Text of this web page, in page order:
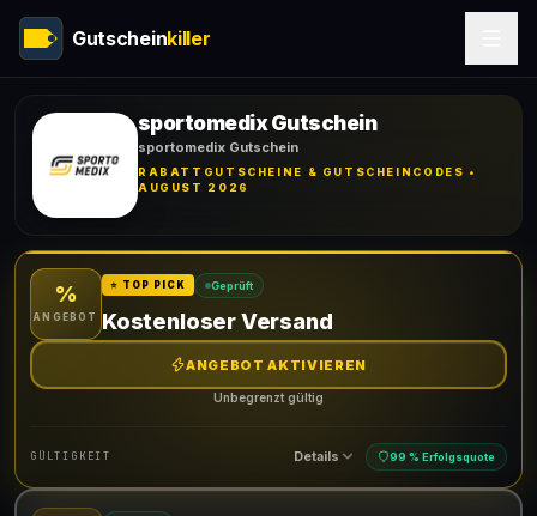
Gutscheinkiller
sportomedix Gutschein
sportomedix Gutschein
RABATTGUTSCHEINE & GUTSCHEINCODES •
AUGUST 2026
%
ANGEBOT
⭐ TOP PICK Geprüft
Kostenloser Versand
ANGEBOT AKTIVIEREN
Unbegrenzt gültig
GÜLTIGKEIT Details 99 % Erfolgsquote